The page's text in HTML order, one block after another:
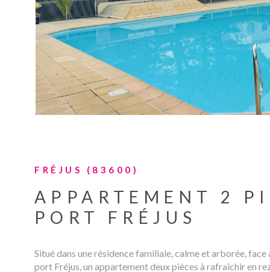
FRÉJUS (83600)
APPARTEMENT 2
PORT FRÉJUS
Situé dans une résidence familiale, calme et arborée, face
port Fréjus, un appartement deux pièces à rafraîchir en